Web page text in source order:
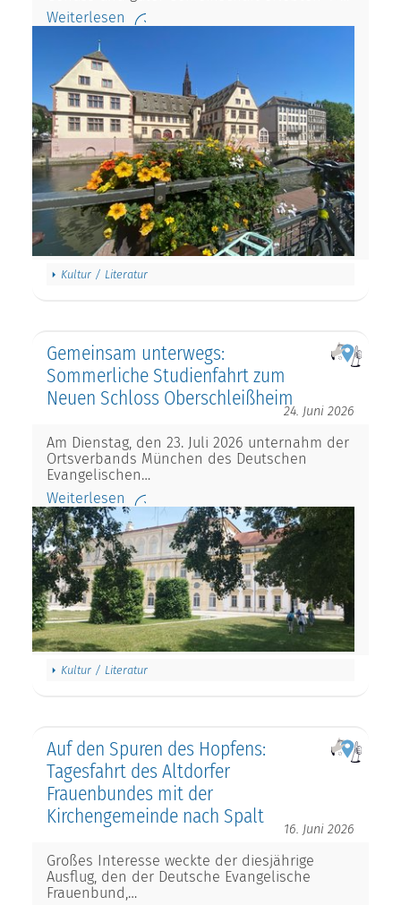
Weiterlesen
Kultur / Literatur
Gemeinsam unterwegs:
Sommerliche Studienfahrt zum
Neuen Schloss Oberschleißheim
24. Juni 2026
Am Dienstag, den 23. Juli 2026 unternahm der
Ortsverbands München des Deutschen
Evangelischen…
Weiterlesen
Kultur / Literatur
Auf den Spuren des Hopfens:
Tagesfahrt des Altdorfer
Frauenbundes mit der
Kirchengemeinde nach Spalt
16. Juni 2026
Großes Interesse weckte der diesjährige
Ausflug, den der Deutsche Evangelische
Frauenbund,…